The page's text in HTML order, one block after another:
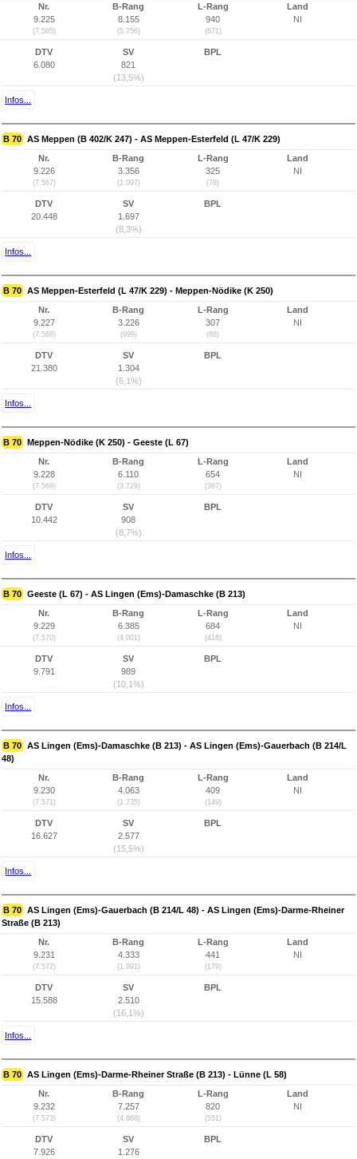
Nr.
9.225
(7.565)
B-Rang
8.155
(5.756)
L-Rang
940
(671)
Land
NI
DTV
6.080
SV
821
(13,5%)
BPL
Infos...
B 70 AS Meppen (B 402/K 247) - AS Meppen-Esterfeld (L 47/K 229)
Nr.
9.226
(7.567)
B-Rang
3.356
(1.097)
L-Rang
325
(78)
Land
NI
DTV
20.448
SV
1.697
(8,3%)
BPL
Infos...
B 70 AS Meppen-Esterfeld (L 47/K 229) - Meppen-Nödike (K 250)
Nr.
9.227
(7.568)
B-Rang
3.226
(999)
L-Rang
307
(68)
Land
NI
DTV
21.380
SV
1.304
(6,1%)
BPL
Infos...
B 70 Meppen-Nödike (K 250) - Geeste (L 67)
Nr.
9.228
(7.569)
B-Rang
6.110
(3.729)
L-Rang
654
(387)
Land
NI
DTV
10.442
SV
908
(8,7%)
BPL
Infos...
B 70 Geeste (L 67) - AS Lingen (Ems)-Damaschke (B 213)
Nr.
9.229
(7.570)
B-Rang
6.385
(4.001)
L-Rang
684
(416)
Land
NI
DTV
9.791
SV
989
(10,1%)
BPL
Infos...
B 70 AS Lingen (Ems)-Damaschke (B 213) - AS Lingen (Ems)-Gauerbach (B 214/L
48)
Nr.
9.230
(7.571)
B-Rang
4.063
(1.735)
L-Rang
409
(149)
Land
NI
DTV
16.627
SV
2.577
(15,5%)
BPL
Infos...
B 70 AS Lingen (Ems)-Gauerbach (B 214/L 48) - AS Lingen (Ems)-Darme-Rheiner
Straße (B 213)
Nr.
9.231
(7.572)
B-Rang
4.333
(1.991)
L-Rang
441
(179)
Land
NI
DTV
15.588
SV
2.510
(16,1%)
BPL
Infos...
B 70 AS Lingen (Ems)-Darme-Rheiner Straße (B 213) - Lünne (L 58)
Nr.
9.232
(7.573)
B-Rang
7.257
(4.868)
L-Rang
820
(551)
Land
NI
DTV
7.926
SV
1.276
BPL